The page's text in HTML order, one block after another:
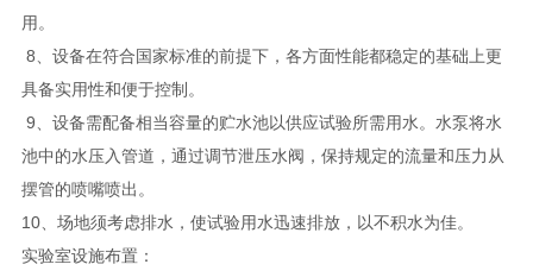
用。
8、设备在符合国家标准的前提下，各方面性能都稳定的基础上更
具备实用性和便于控制。
9、设备需配备相当容量的贮水池以供应试验所需用水。水泵将水
池中的水压入管道，通过调节泄压水阀，保持规定的流量和压力从
摆管的喷嘴喷出。
10、场地须考虑排水，使试验用水迅速排放，以不积水为佳。
实验室设施布置：